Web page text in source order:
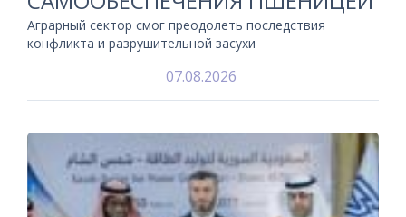
Аграрный сектор смог преодолеть последствия
конфликта и разрушительной засухи
07.08.2026